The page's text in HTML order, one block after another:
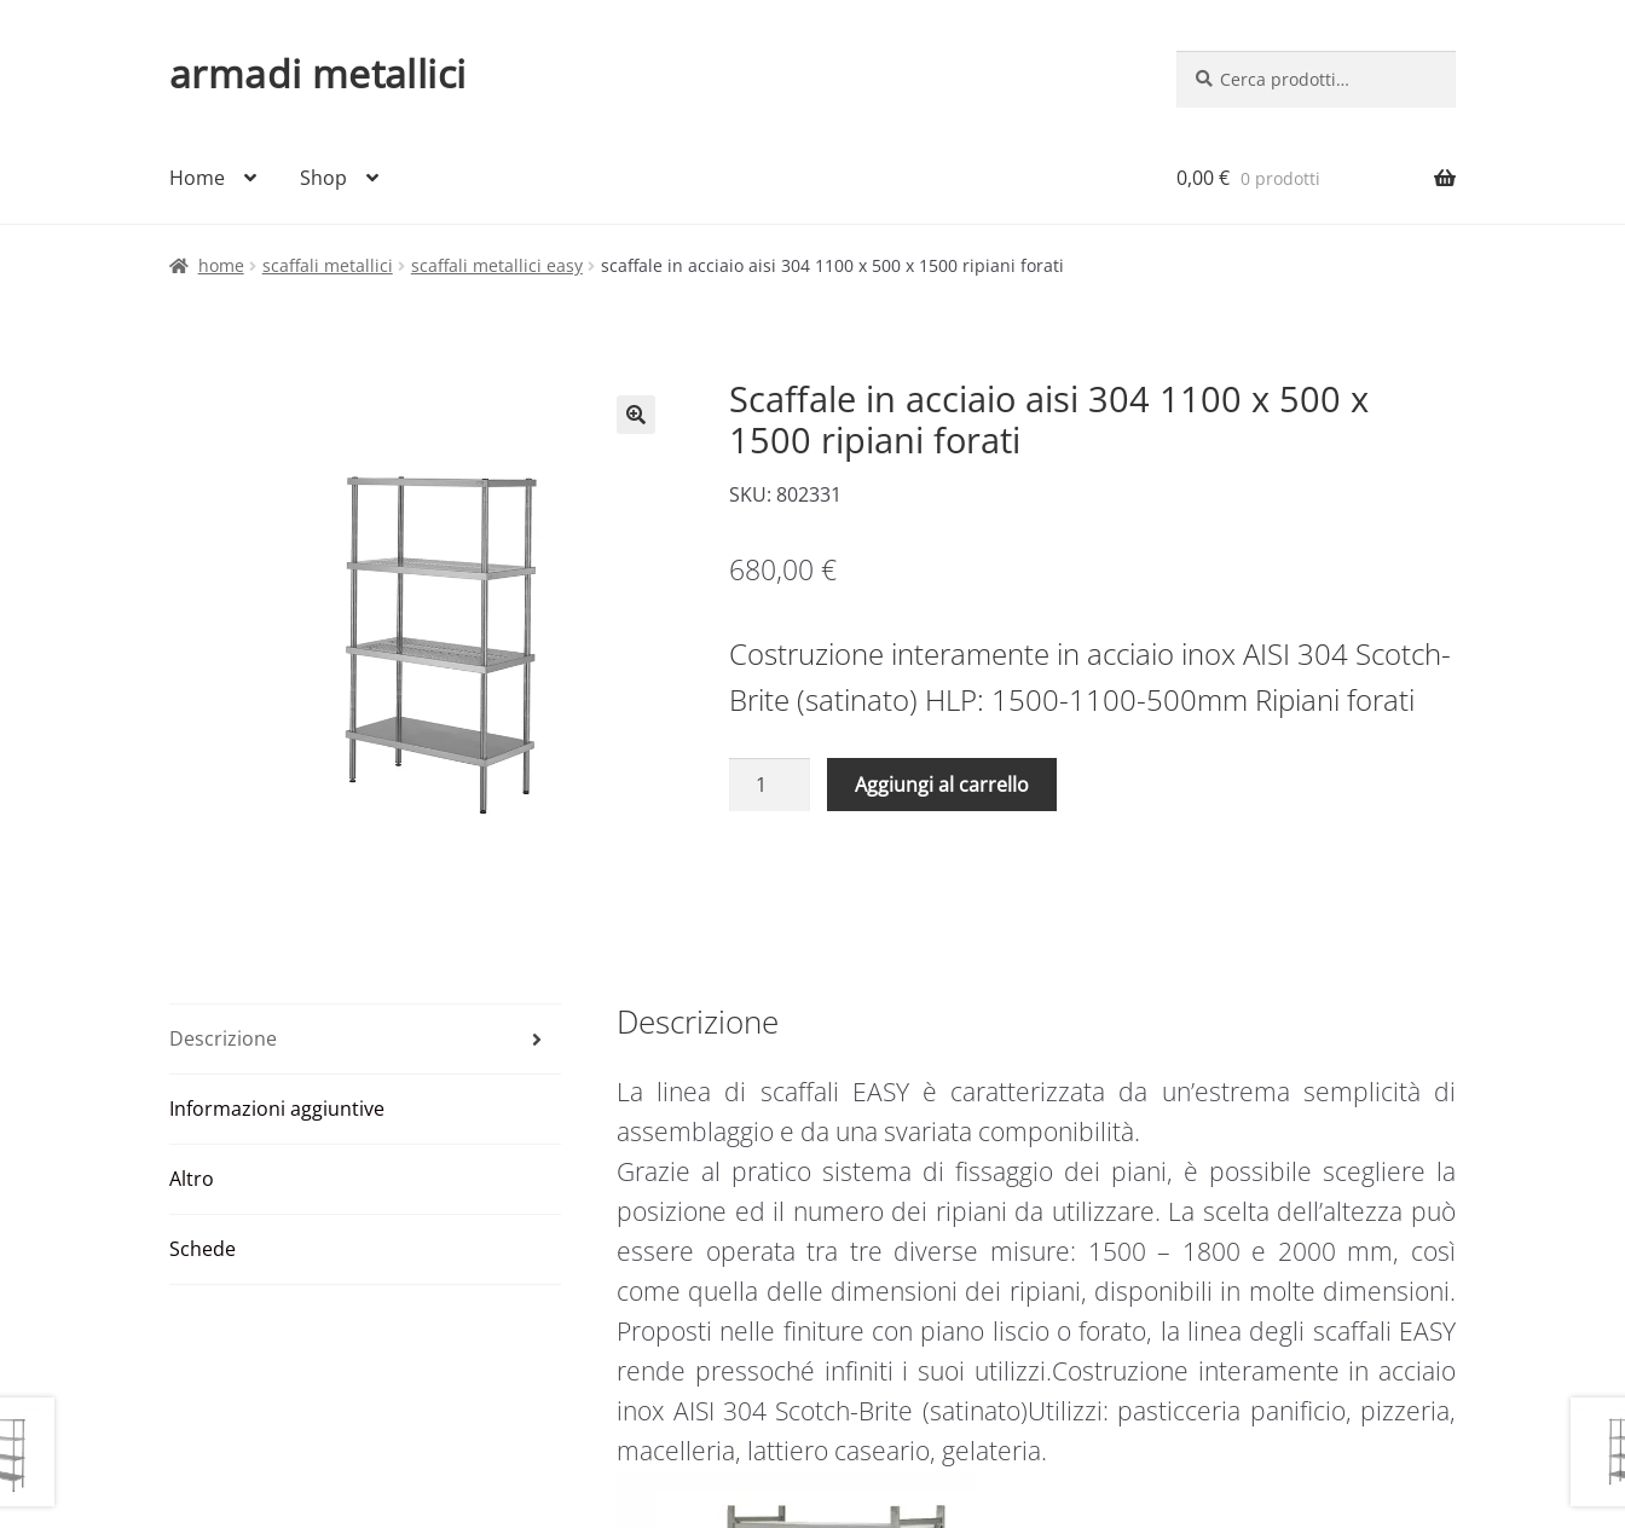
Vai
alla
Vai
al
armadi metallici
Home Shop 0,00€ 0 prodotti
home scaffali metallici scaffali metallici easy scaffale in acciaio aisi 304 1100 x 500 x 1500 ripiani forati
Scaffale in acciaio aisi 304 1100 x 500 x
1500 ripiani forati
SKU: 802331
680,00 €
Costruzione interamente in acciaio inox AISI 304 Scotch-
Brite (satinato) HLP: 1500-1100-500mm Ripiani forati
Scaffale
x
1500
forati
quantità
Aggiungi al carrello
:
Descrizione
Informazioni aggiuntive
Altro
Schede
Descrizione
La linea di scaffali EASY è caratterizzata da un’estrema semplicità di
assemblaggio e da una svariata componibilità.
Grazie al pratico sistema di fissaggio dei piani, è possibile scegliere la
posizione ed il numero dei ripiani da utilizzare. La scelta dell’altezza può
essere operata tra tre diverse misure: 1500 – 1800 e 2000 mm, così
come quella delle dimensioni dei ripiani, disponibili in molte dimensioni.
Proposti nelle finiture con piano liscio o forato, la linea degli scaffali EASY
rende pressoché infiniti i suoi utilizzi.Costruzione interamente in acciaio
inox AISI 304 Scotch-Brite (satinato)Utilizzi: pasticceria panificio, pizzeria,
macelleria, lattiero caseario, gelateria.